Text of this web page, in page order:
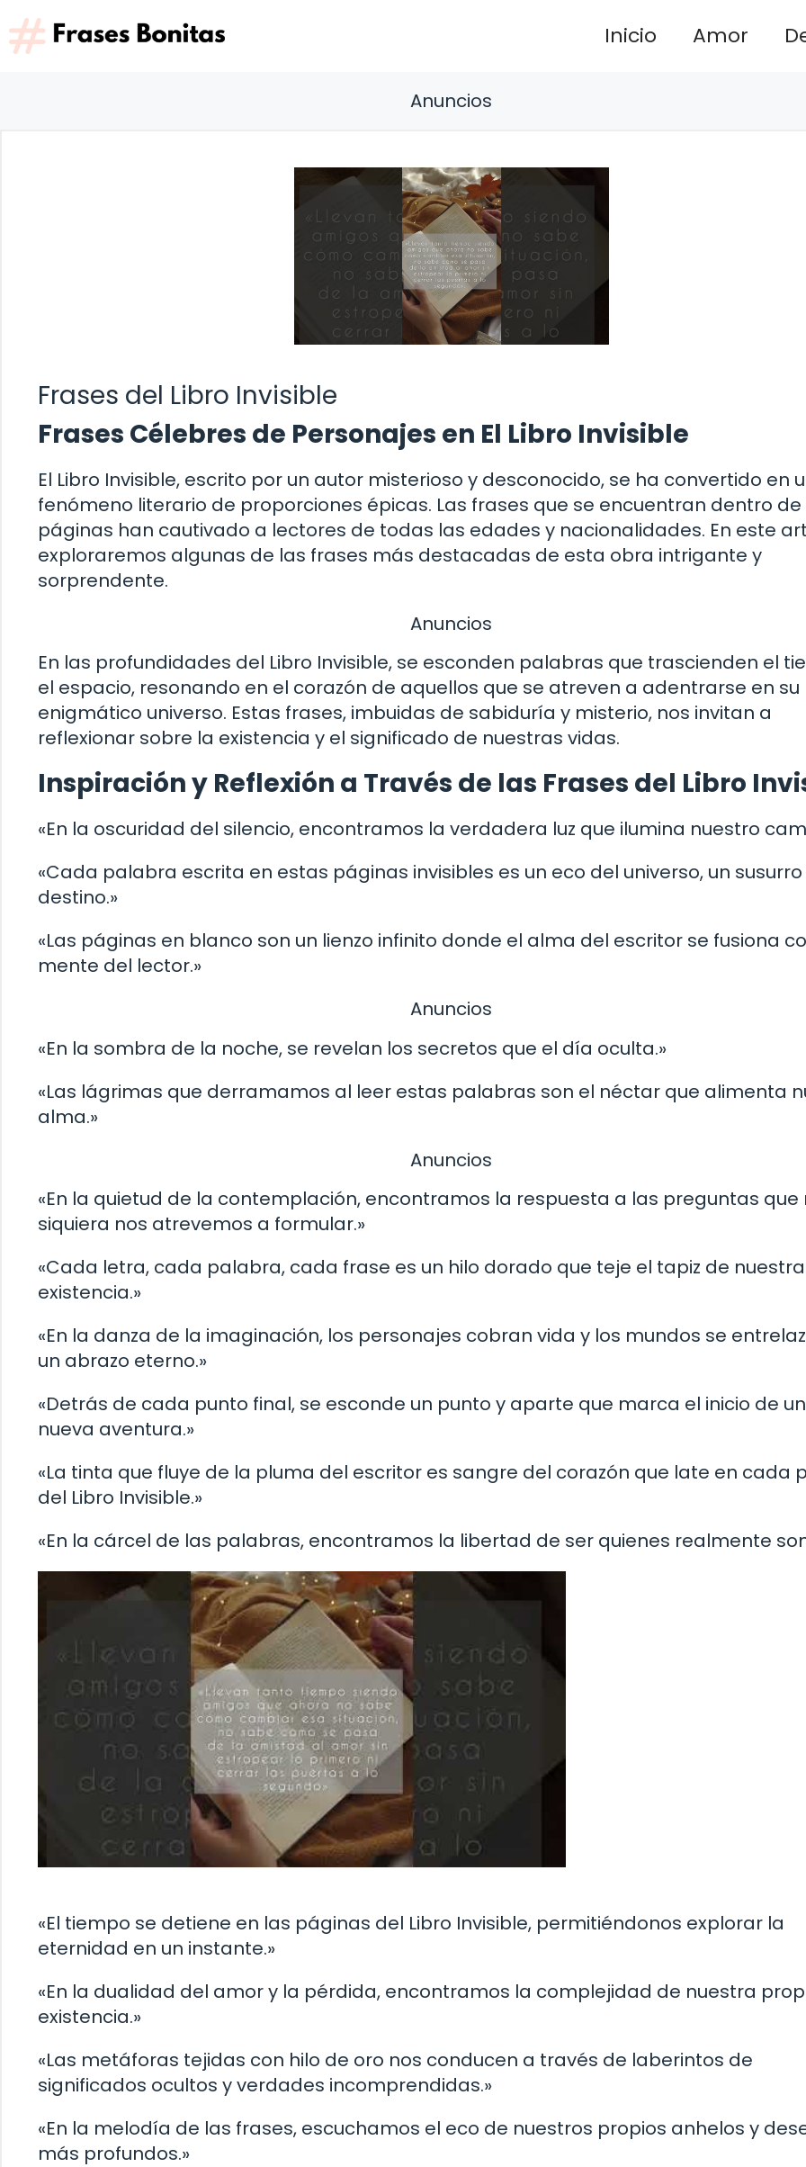
Saltar
al
contenido
Inicio Amor
Anuncios
Frases del Libro Invisible
Frases Célebres de Personajes en El Libro Invisible
El Libro Invisible, escrito por un autor misterioso y desconocido, se ha convertido en
fenómeno literario de proporciones épicas. Las frases que se encuentran dentro de
páginas han cautivado a lectores de todas las edades y nacionalidades. En este
exploraremos algunas de las frases más destacadas de esta obra intrigante y
sorprendente.
Anuncios
En las profundidades del Libro Invisible, se esconden palabras que trascienden el
el espacio, resonando en el corazón de aquellos que se atreven a adentrarse en su
enigmático universo. Estas frases, imbuidas de sabiduría y misterio, nos invitan a
reflexionar sobre la existencia y el significado de nuestras vidas.
Inspiración y Reflexión a Través de las Frases del Libro
«En la oscuridad del silencio, encontramos la verdadera luz que ilumina nuestro
«Cada palabra escrita en estas páginas invisibles es un eco del universo, un
destino.»
«Las páginas en blanco son un lienzo infinito donde el alma del escritor se fusiona
mente del lector.»
Anuncios
«En la sombra de la noche, se revelan los secretos que el día oculta.»
«Las lágrimas que derramamos al leer estas palabras son el néctar que alimenta
alma.»
Anuncios
«En la quietud de la contemplación, encontramos la respuesta a las preguntas que
siquiera nos atrevemos a formular.»
«Cada letra, cada palabra, cada frase es un hilo dorado que teje el tapiz de nuestra
existencia.»
«En la danza de la imaginación, los personajes cobran vida y los mundos se
un abrazo eterno.»
«Detrás de cada punto final, se esconde un punto y aparte que marca el inicio de
nueva aventura.»
«La tinta que fluye de la pluma del escritor es sangre del corazón que late en cada
del Libro Invisible.»
«En la cárcel de las palabras, encontramos la libertad de ser quienes realmente
«El tiempo se detiene en las páginas del Libro Invisible, permitiéndonos explorar la
eternidad en un instante.»
«En la dualidad del amor y la pérdida, encontramos la complejidad de nuestra
existencia.»
«Las metáforas tejidas con hilo de oro nos conducen a través de laberintos de
significados ocultos y verdades incomprendidas.»
«En la melodía de las frases, escuchamos el eco de nuestros propios anhelos y
más profundos.»